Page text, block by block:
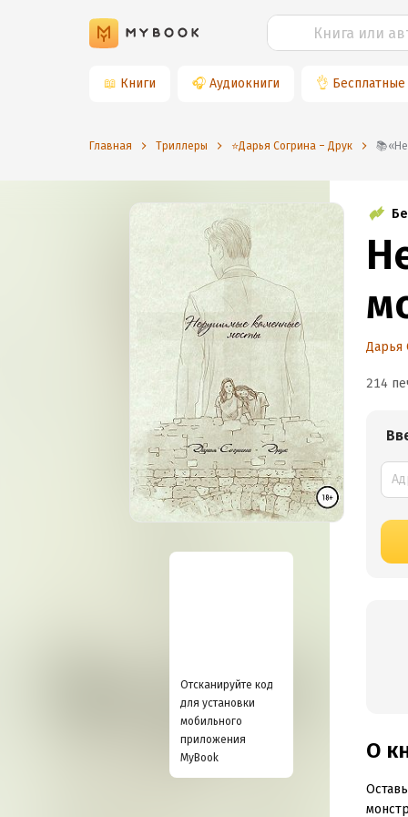
📖 Книги 🎧 Аудиокниги 👌 Бесплатные
Главная Триллеры ⭐️Дарья Согрина – Друк
Отсканируйте код
для установки
мобильного
приложения
MyBook
Дарья
214
О